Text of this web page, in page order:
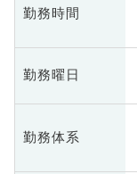
勤務時間
勤務曜日
勤務体系